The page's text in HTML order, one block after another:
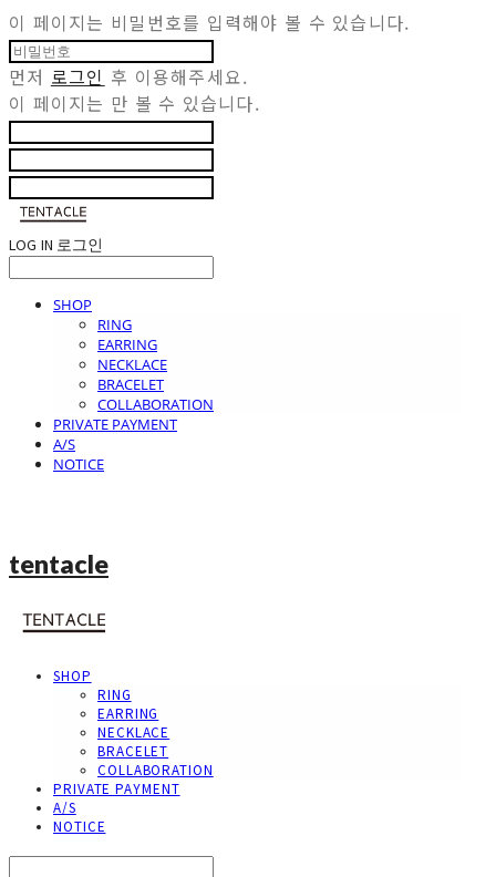
이 페이지는 비밀번호를 입력해야 볼 수 있습니다.
먼저 로그인 후 이용해주세요.
이 페이지는 만 볼 수 있습니다.
LOG IN 로그인
SHOP
RING
EARRING
NECKLACE
BRACELET
COLLABORATION
PRIVATE PAYMENT
A/S
NOTICE
tentacle
SHOP
RING
EARRING
NECKLACE
BRACELET
COLLABORATION
PRIVATE PAYMENT
A/S
NOTICE